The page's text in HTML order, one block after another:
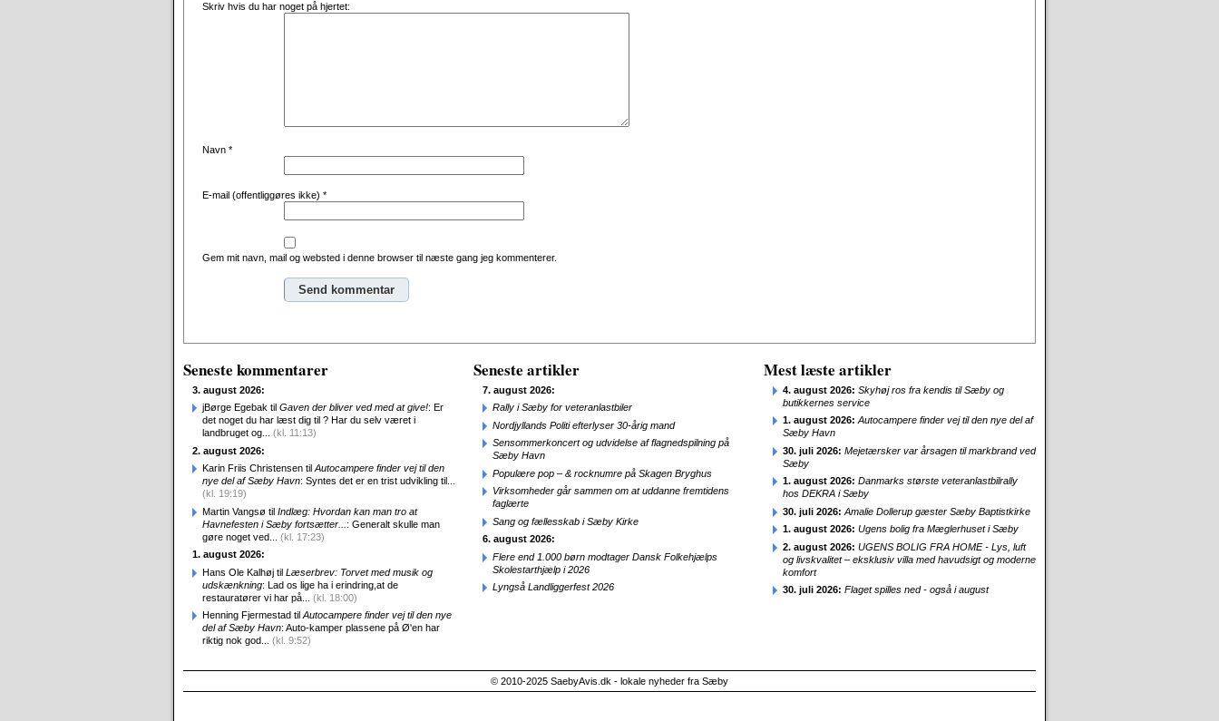
Skriv hvis du har noget på hjertet:
Navn *
E-mail (offentliggøres ikke) *
Gem mit navn, mail og websted i denne browser til næste gang jeg kommenterer.
Seneste kommentarer
3. august 2026:
jBørge Egebak til Gaven der bliver ved med at give!: Er
det noget du har læst dig til ? Har du selv været i
landbruget og... (kl. 11:13)
2. august 2026:
Karin Friis Christensen til Autocampere finder vej til den
nye del af Sæby Havn: Syntes det er en trist udvikling til...
(kl. 19:19)
Martin Vangsø til Indlæg: Hvordan kan man tro at
Havnefesten i Sæby fortsætter... : Generalt skulle man
gøre noget ved... (kl. 17:23)
1. august 2026:
Hans Ole Kalhøj til Læserbrev: Torvet med musik og
udskænkning: Lad os lige ha i erindring,at de
restauratører vi har på... (kl. 18:00)
Henning Fjermestad til Autocampere finder vej til den nye
del af Sæby Havn: Auto-kamper plassene på Ø'en har
riktig nok god... (kl. 9:52)
Seneste artikler
7. august 2026:
Rally i Sæby for veteranlastbiler
Nordjyllands Politi efterlyser 30-årig mand
Sensommerkoncert og udvidelse af flagnedspilning på
Sæby Havn
Populære pop – & rocknumre på Skagen Bryghus
Virksomheder går sammen om at uddanne fremtidens
faglærte
Sang og fællesskab i Sæby Kirke
6. august 2026:
Flere end 1.000 børn modtager Dansk Folkehjælps
Skolestarthjælp i 2026
Lyngså Landliggerfest 2026
Mest læste artikler
4. august 2026: Skyhøj ros fra kendis til Sæby og
butikkernes service
1. august 2026: Autocampere finder vej til den nye del af
Sæby Havn
30. juli 2026: Mejetærsker var årsagen til markbrand ved
Sæby
1. august 2026: Danmarks største veteranlastbilrally
hos DEKRA i Sæby
30. juli 2026: Amalie Dollerup gæster Sæby Baptistkirke
1. august 2026: Ugens bolig fra Mæglerhuset i Sæby
2. august 2026: UGENS BOLIG FRA HOME - Lys, luft
og livskvalitet – eksklusiv villa med havudsigt og moderne
komfort
30. juli 2026: Flaget spilles ned - også i august
© 2010-2025 SaebyAvis.dk - lokale nyheder fra Sæby